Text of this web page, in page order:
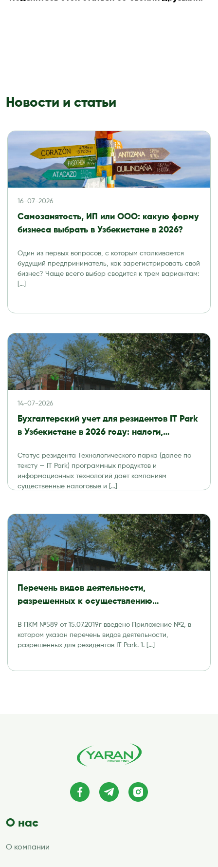
Новости и статьи
16-07-2026
Самозанятость, ИП или ООО: какую форму
бизнеса выбрать в Узбекистане в 2026?
Один из первых вопросов, с которым сталкивается
будущий предприниматель, как зарегистрировать свой
бизнес? Чаще всего выбор сводится к трем вариантам:
[…]
14-07-2026
Бухгалтерский учет для резидентов IT Park
в Узбекистане в 2026 году: налоги,
Статус резидента Технологического парка (далее по
тексту — IT Park) программных продуктов и
информационных технологий дает компаниям
существенные налоговые и […]
Перечень видов деятельности,
разрешенных к осуществлению
программных продуктов и
информационных технологий (IT Park)
В ПКМ №589 от 15.07.2019г введено Приложение №2, в
котором указан перечень видов деятельности,
разрешенных для резидентов IT Park. 1. […]
О нас
О компании